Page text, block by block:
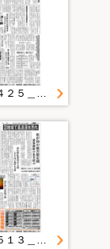
２０１１＿０４２５＿３＿高台移転の実例調査 政府復興会議大西委員 山田、宮古を訪問
２０１１＿０５１３＿２＿高台移転希望が４割 大船渡市調査 同じ場所も３割